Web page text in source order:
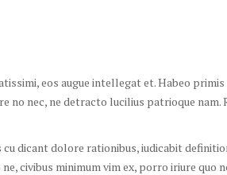
eos augue intellegat et. Habeo primis
no nec, ne detracto lucilius patrioque nam.
dicant dolore rationibus, iudicabit
civibus minimum vim ex, porro iriure quo